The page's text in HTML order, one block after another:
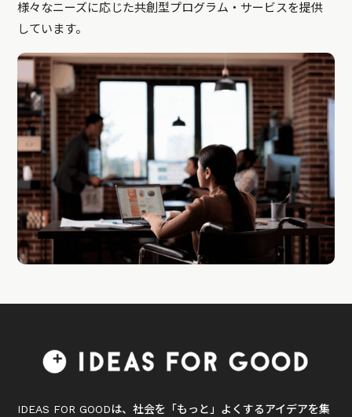
様々なニーズに応じた共創型プログラム・サービスを提供
しています。
IDEAS FOR GOODは、社会を「もっと」よくするアイデアを集